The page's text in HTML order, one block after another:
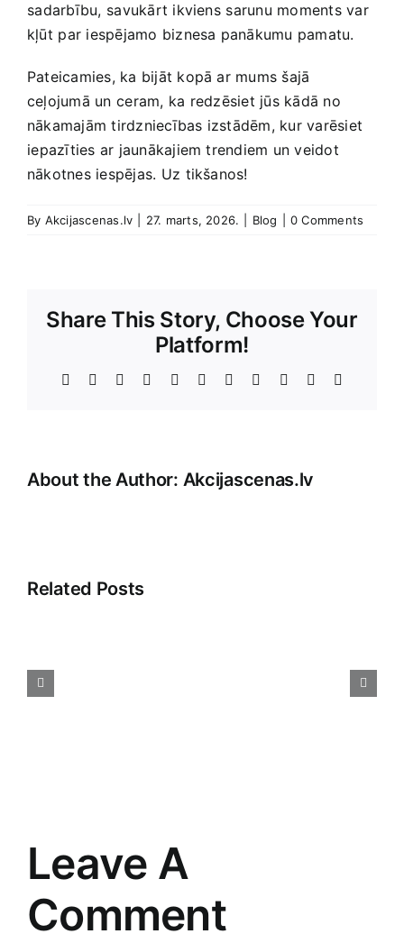
⁢sadarbību, ⁢savukārt ikviens ⁣sarunu moments var
kļūt⁣ par iespējamo biznesa panākumu pamatu.
Pateicamies, ka bijāt kopā ar mums šajā
ceļojumā ‌un ⁤ceram, ⁢ka redzēsiet jūs kādā no⁤
nākamajām tirdzniecības izstādēm, kur varēsiet
⁤iepazīties ar jaunākajiem trendiem un veidot
nākotnes iespējas.⁤ Uz tikšanos!
By Akcijascenas.lv 27. marts, 2026. Blog 0 Comments
Share This Story, Choose Your
Platform!
Facebook Reddit LinkedInWhatsAppTelegram
TumblrPinterest Xing
About the Author: Akcijascenas.lv
Related Posts
Leave A
Comment